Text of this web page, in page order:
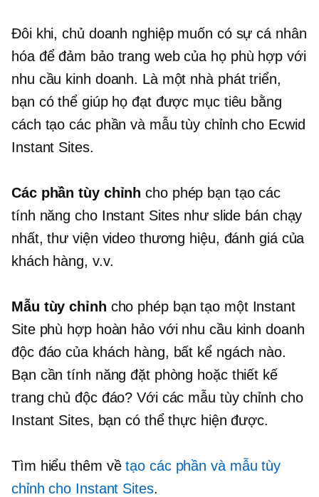
Đôi khi, chủ doanh nghiệp muốn có sự cá nhân
hóa để đảm bảo trang web của họ phù hợp với
nhu cầu kinh doanh. Là một nhà phát triển,
bạn có thể giúp họ đạt được mục tiêu bằng
cách tạo các phần và mẫu tùy chỉnh cho Ecwid
Instant Sites.
Các phần tùy chỉnh cho phép bạn tạo các
tính năng cho Instant Sites như slide bán chạy
nhất, thư viện video thương hiệu, đánh giá của
khách hàng, v.v.
Mẫu tùy chỉnh cho phép bạn tạo một Instant
Site phù hợp hoàn hảo với nhu cầu kinh doanh
độc đáo của khách hàng, bất kể ngách nào.
Bạn cần tính năng đặt phòng hoặc thiết kế
trang chủ độc đáo? Với các mẫu tùy chỉnh cho
Instant Sites, bạn có thể thực hiện được.
Tìm hiểu thêm vềtạo các phần và mẫu tùy
chỉnh cho Instant Sites.